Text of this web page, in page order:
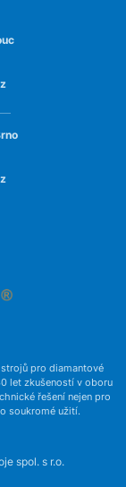
pro diamantové
let zkušeností v oboru
řešení nejen pro
soukromé užití.
spol. s r.o.